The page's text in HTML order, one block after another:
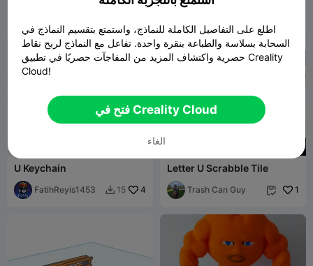
U Keychain
FatihReyis1453  15 4
Letter U Scrabble Tile
Trash Can Guy  1
اطلع على التفاصيل الكاملة للنماذج، واستمتع بتقسيم النماذج في
السحابة بسلاسة والطباعة بنقرة واحدة. تفاعل مع النماذج لربح نقاط
حصرية واكتشاف المزيد من المفاجآت حصريًا في تطبيق Creality
Cloud!
فتح في Creality Cloud
الغاء